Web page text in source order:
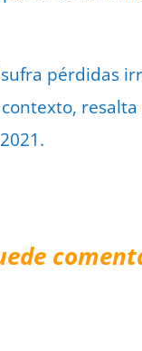
pérdidas